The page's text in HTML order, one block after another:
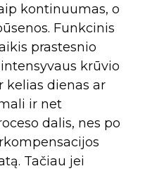
kontinuumas, o
Funkcinis
prastesnio
krūvio
kelias dienas ar
ir net
dalis, nes po
Tačiau jei